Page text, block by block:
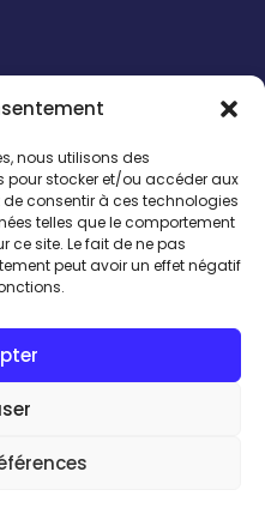
nous utilisons des
pour stocker et/ou accéder aux
consentir à ces technologies
telles que le comportement
ce site. Le fait de ne pas
peut avoir un effet négatif
de
notre certification
| Politique de confidentialité